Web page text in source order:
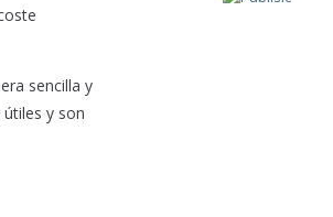
sencilla y
y son